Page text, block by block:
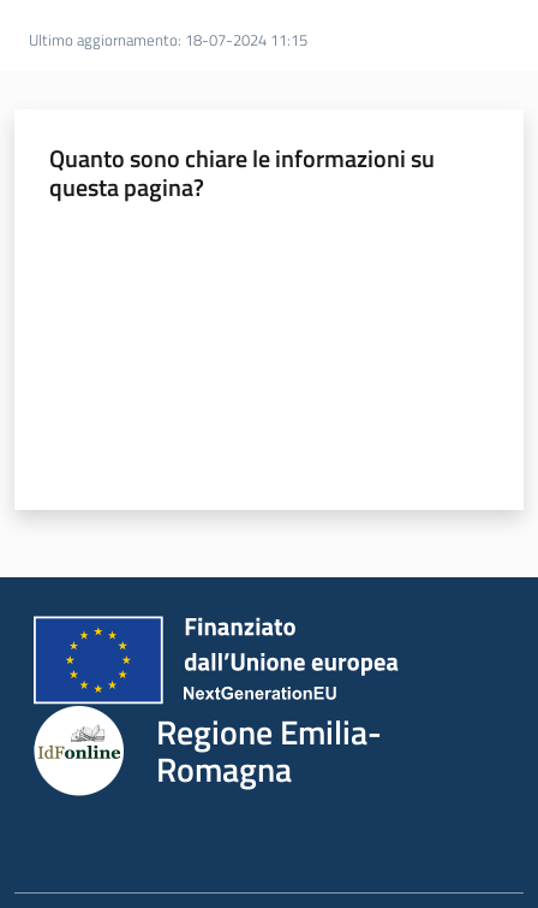
Regione
Emilia-
Romagna
Ultimo aggiornamento: 18-07-2024 11:15
Quanto sono chiare le informazioni su
questa pagina?
Regione Emilia-
Romagna